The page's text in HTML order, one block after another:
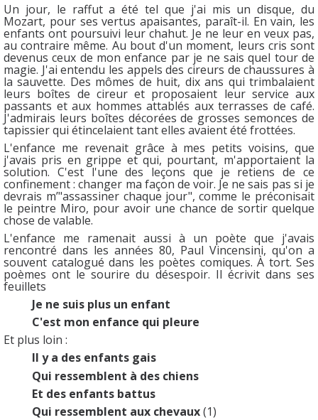
Un jour, le raffut a été tel que j'ai mis un disque, du
Mozart, pour ses vertus apaisantes, paraît-il. En vain, les
enfants ont poursuivi leur chahut. Je ne leur en veux pas,
au contraire même. Au bout d'un moment, leurs cris sont
devenus ceux de mon enfance par je ne sais quel tour de
magie. J'ai entendu les appels des cireurs de chaussures à
la sauvette. Des mômes de huit, dix ans qui trimbalaient
leurs boîtes de cireur et proposaient leur service aux
passants et aux hommes attablés aux terrasses de café.
J'admirais leurs boîtes décorées de grosses semonces de
tapissier qui étincelaient tant elles avaient été frottées.
L'enfance me revenait grâce à mes petits voisins, que
j'avais pris en grippe et qui, pourtant, m'apportaient la
solution. C'est l'une des leçons que je retiens de ce
confinement : changer ma façon de voir. Je ne sais pas si je
devrais m’"assassiner chaque jour", comme le préconisait
le peintre Miro, pour avoir une chance de sortir quelque
chose de valable.
L'enfance me ramenait aussi à un poète que j'avais
rencontré dans les années 80, Paul Vincensini, qu'on a
souvent catalogué dans les poètes comiques. À tort. Ses
poèmes ont le sourire du désespoir. Il écrivit dans ses
feuillets
Je ne suis plus un enfant
C'est mon enfance qui pleure
Et plus loin :
Il y a des enfants gais
Qui ressemblent à des chiens
Et des enfants battus
Qui ressemblent aux chevaux(1)